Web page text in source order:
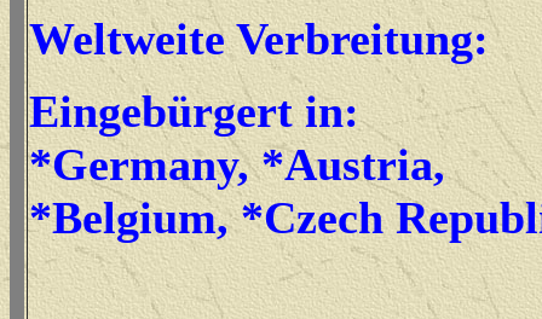
Weltweite Verbreitung:
Eingebürgert in:
*Germany, *Austria,
*Belgium, *Czech